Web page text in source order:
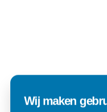
Wij maken